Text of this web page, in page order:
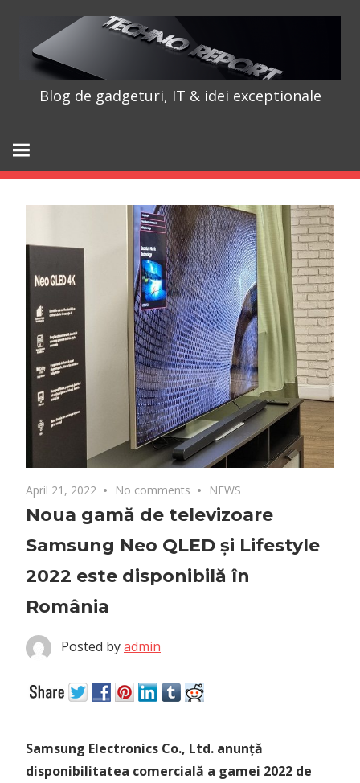
content
Blog de gadgeturi, IT & idei exceptionale
April 21, 2022 No comments NEWS
Noua gamă de televizoare
Samsung Neo QLED și Lifestyle
2022 este disponibilă în
România
Posted byadmin
Samsung Electronics Co., Ltd. anunță
disponibilitatea comercială a gamei 2022 de